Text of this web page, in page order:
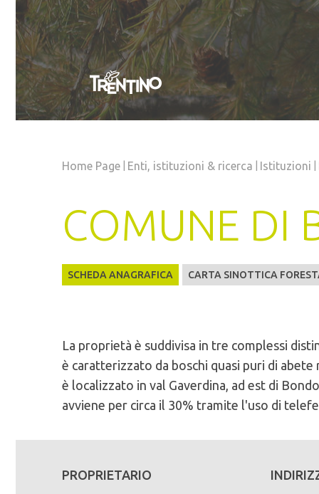
Home Page Enti, istituzioni & ricerca Istituzioni
COMUNE DI
SCHEDA ANAGRAFICA CARTA SINOTTICA
La proprietà è suddivisa in tre complessi
è caratterizzato da boschi quasi puri di
è localizzato in val Gaverdina, ad est di
avviene per circa il 30% tramite l'uso di
PROPRIETARIO
Scarica la mappa sinottica forestale
Caratteristiche Stazionali:
Altitudine Minima: 780
Altitudine Massima: 1870
Altitudine Prevalente: 1334
Substrato Geologico: paragneiss, micascisti
PEFC n°:
PEFC/18-21-02/89
Scadenza del piano di assestamento:
672
Massa legnosa ad ettaro: